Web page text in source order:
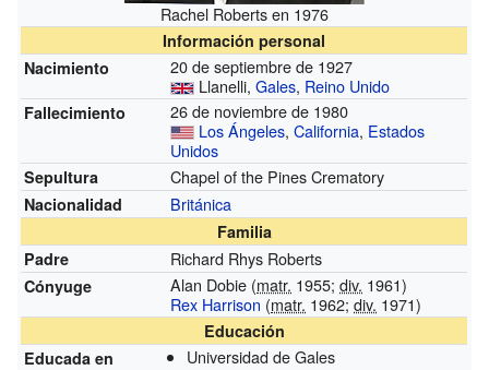
Rachel Roberts en 1976
Información personal
Nacimiento
20 de septiembre de 1927
Llanelli,Gales, Reino Unido
Fallecimiento
26 de noviembre de 1980
Los Ángeles,California, Estados
Unidos
Sepultura Chapel of the Pines Crematory
Nacionalidad Británica
Familia
Padre
Richard Rhys Roberts
Cónyuge Alan Dobie (matr. 1955;div. 1961)
Rex Harrison (matr. 1962;div. 1971)
Educación
Educada en
Universidad de Gales